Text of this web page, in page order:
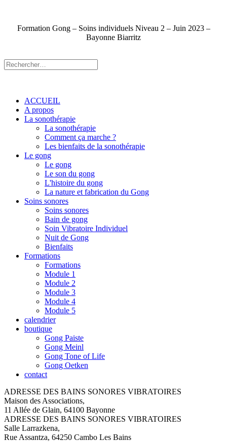
Formation Gong – Soins individuels Niveau 2 – Juin 2023 –
Bayonne Biarritz
ACCUEIL
A propos
La sonothérapie
La sonothérapie
Comment ça marche ?
Les bienfaits de la sonothérapie
Le gong
Le gong
Le son du gong
L'histoire du gong
La nature et fabrication du Gong
Soins sonores
Soins sonores
Bain de gong
Soin Vibratoire Individuel
Nuit de Gong
Bienfaits
Formations
Formations
Module 1
Module 2
Module 3
Module 4
Module 5
calendrier
boutique
Gong Paiste
Gong Meinl
Gong Tone of Life
Gong Oetken
contact
ADRESSE DES BAINS SONORES VIBRATOIRES
Maison des Associations,
11 Allée de Glain, 64100 Bayonne
ADRESSE DES BAINS SONORES VIBRATOIRES
Salle Larrazkena,
Rue Assantza, 64250 Cambo Les Bains